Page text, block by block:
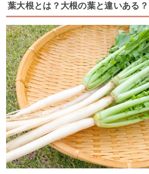
葉大根とは？大根の葉と違いある？